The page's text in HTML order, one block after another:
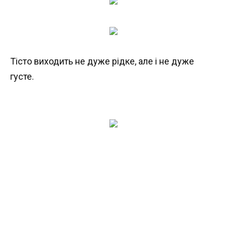
Тісто виходить не дуже рідке, але і не дуже
густе.